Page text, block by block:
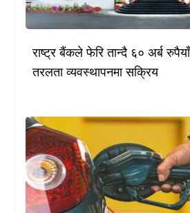
राष्ट्र बैंकले फेरि तान्दै ६० अर्ब
तरलता व्यवस्थापनमा सक्रिय